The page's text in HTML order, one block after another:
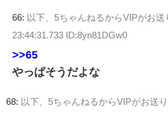
66: 以下、5ちゃんねるからVIPがお送
23:44:31.733 ID:8yn81DGw0
>>65
やっぱそうだよな
68: 以下、5ちゃんねるからVIPがお送